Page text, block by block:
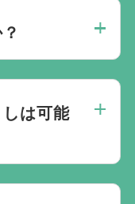
推奨されま
す。周辺地域
者が集まりや
は可能